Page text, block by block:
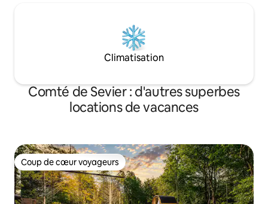
Climatisation
Comté de Sevier : d'autres superbes
locations de vacances
Coup de cœur voyageurs
Coup de cœur voyageurs